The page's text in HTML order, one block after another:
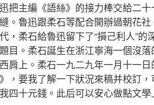
把主編《語絲》的接力棒交給二
。魯迅跟柔石等配合開辦過朝花
，柔石給魯迅留下了“損己利人”
目。柔石誕生在浙江寧海一個沒
肩上。柔石一九二九年一月十一
，要我了解一下狀況來稿并校訂
四十元錢。此后可以安心做點文學